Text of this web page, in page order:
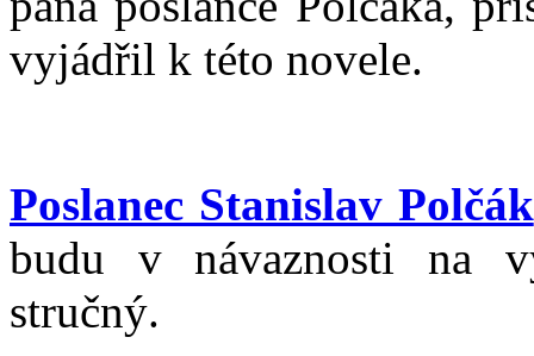
vyjádřil k této novele.
Poslanec Stanislav Polčák
budu v návaznosti na
stručný.